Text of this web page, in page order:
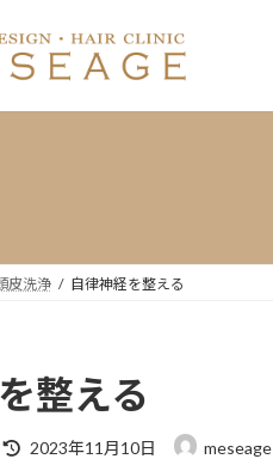
皮洗浄 自律神経を整える
整える
最
2023年11月10日 meseage